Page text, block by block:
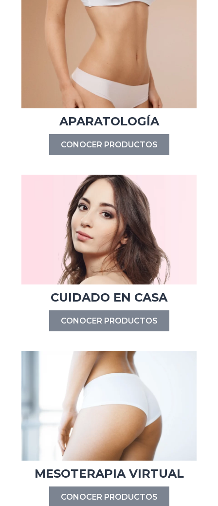
APARATOLOGÍA
CONOCER PRODUCTOS
CUIDADO EN CASA
CONOCER PRODUCTOS
MESOTERAPIA VIRTUAL
CONOCER PRODUCTOS